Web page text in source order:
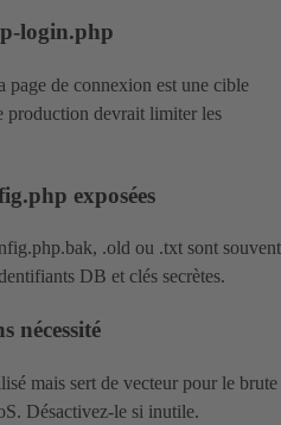
login.php
de connexion est une cible
production devrait limiter les
exposées
.old ou .txt sont souvent
DB et clés secrètes.
nécessité
mais sert de vecteur pour le brute
Désactivez-le si inutile.